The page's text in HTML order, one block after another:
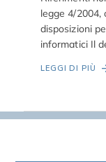
legge 4/2004,
disposizioni
informatici Il
LEGGI DI PIÙ